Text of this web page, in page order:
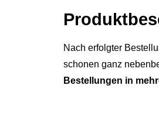
Nach erfolgter
schonen ganz
Bestellungen in